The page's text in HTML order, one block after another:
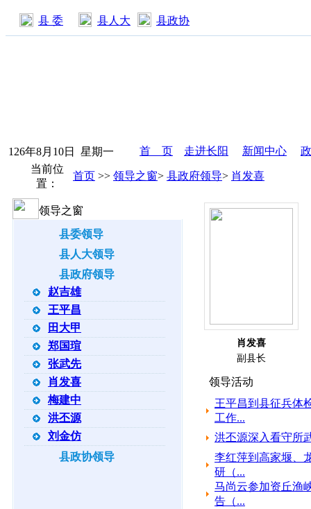
县 委 县人大 县政协
126年8月10日 星期一 首 页 走进长阳 新闻中心
当前位
置：
首页 >> 领导之窗> 县政府领导> 肖发喜
领导之窗
县委领导
县人大领导
县政府领导
赵吉雄
王平昌
田大甲
郑国瑄
张武先
肖发喜
梅建中
洪丕源
刘金仿
县政协领导
肖发喜
副县长
领导活动
王平昌到县征兵体
工作...
洪丕源深入看守所
李红萍到高家堰、
研（...
马尚云参加资丘渔
告（...